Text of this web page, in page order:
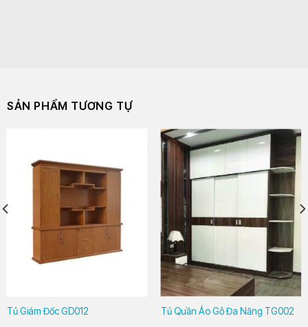
SẢN PHẨM TƯƠNG TỰ
Tủ Giám Đốc GD012 Tủ Quần Áo Gỗ Đa Năng TG002